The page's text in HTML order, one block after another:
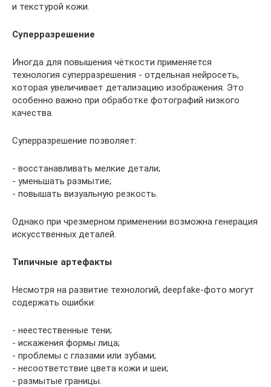
и текстурой кожи.
Суперразрешение
Иногда для повышения чёткости применяется
технология суперразрешения - отдельная нейросеть,
которая увеличивает детализацию изображения. Это
особенно важно при обработке фотографий низкого
качества.
Суперразрешение позволяет:
- восстанавливать мелкие детали;
- уменьшать размытие;
- повышать визуальную резкость.
Однако при чрезмерном применении возможна генерация
искусственных деталей.
Типичные артефакты
Несмотря на развитие технологий, deepfake-фото могут
содержать ошибки:
- неестественные тени;
- искажения формы лица;
- проблемы с глазами или зубами;
- несоответствие цвета кожи и шеи;
- размытые границы.